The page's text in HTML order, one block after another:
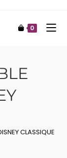
0
CLASSIQUE